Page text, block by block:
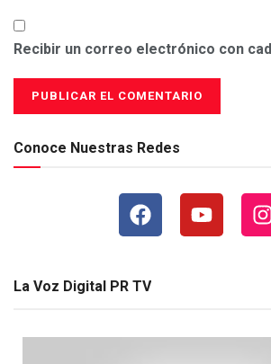
Recibir un correo electrónico con
Conoce Nuestras Redes
La Voz Digital PR TV